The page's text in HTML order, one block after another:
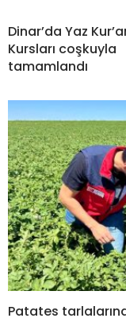
Dinar’da Yaz
Kursları coşkuyla
tamamlandı
Patates